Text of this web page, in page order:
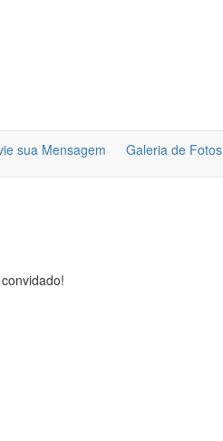
sua Mensagem Galeria de Fotos